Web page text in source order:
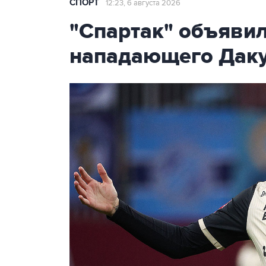
СПОРТ 12:23, 6 августа 2026
"Спартак"
нападающего